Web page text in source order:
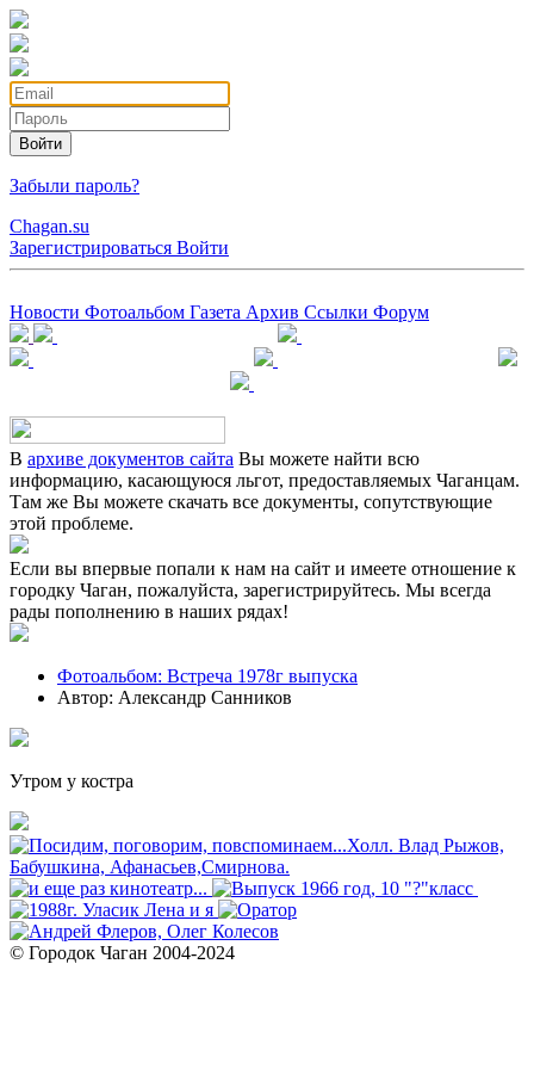
Войти
Забыли пароль?
Chagan.su
Зарегистрироваться Войти
Новости Фотоальбом Газета Архив Ссылки Форум
В архиве документов сайта Вы можете найти всю
информацию, касающуюся льгот, предоставляемых Чаганцам.
Там же Вы можете скачать все документы, сопутствующие
этой проблеме.
Если вы впервые попали к нам на сайт и имеете отношение к
городку Чаган, пожалуйста, зарегистрируйтесь. Мы всегда
рады пополнению в наших рядах!
Фотоальбом: Встреча 1978г выпуска
Автор: Александр Санников
Утром у костра
© Городок Чаган 2004-2024